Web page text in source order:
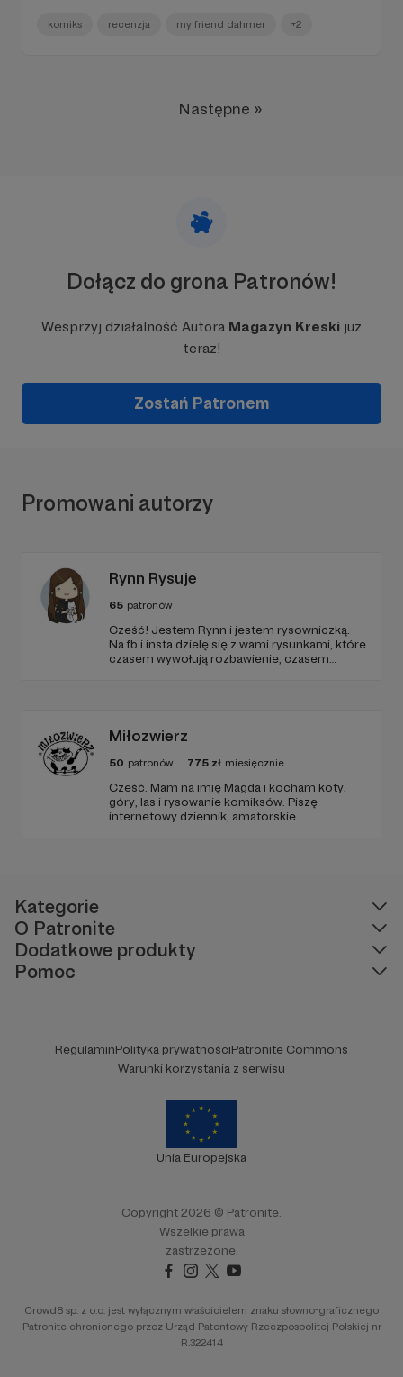
komiks recenzja my friend dahmer +2
Następne »
Dołącz do grona Patronów!
Wesprzyj działalność Autora Magazyn Kreski już
teraz!
Zostań Patronem
Promowani autorzy
Rynn Rysuje
65 patronów
Cześć! Jestem Rynn i jestem rysowniczką.
Na fb i insta dzielę się z wami rysunkami, które
czasem wywołują rozbawienie, czasem
Miłozwierz
50 patronów 775 zł miesięcznie
Cześć. Mam na imię Magda i kocham koty,
góry, las i rysowanie komiksów. Piszę
internetowy dziennik, amatorskie
Kategorie
O Patronite
Dodatkowe produkty
Pomoc
RegulaminPolityka prywatnościPatronite Commons
Warunki korzystania z serwisu
Unia Europejska
Copyright 2026 © Patronite.
Wszelkie prawa
zastrzeżone.
Crowd8 sp. z o.o. jest wyłącznym właścicielem znaku słowno-graficznego
Patronite chronionego przez Urząd Patentowy Rzeczpospolitej Polskiej nr
R.322414